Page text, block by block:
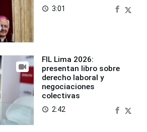
access_time 3:01
FIL Lima 2026:
presentan libro sobre
derecho laboral y
negociaciones
colectivas
access_time 2:42